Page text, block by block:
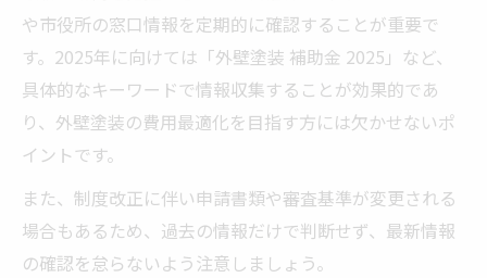
や市役所の窓口情報を定期的に確認することが重要で
す。2025年に向けては「外壁塗装 補助金 2025」など、
具体的なキーワードで情報収集することが効果的であ
り、外壁塗装の費用最適化を目指す方には欠かせないポ
イントです。
また、制度改正に伴い申請書類や審査基準が変更される
場合もあるため、過去の情報だけで判断せず、最新情報
の確認を怠らないよう注意しましょう。